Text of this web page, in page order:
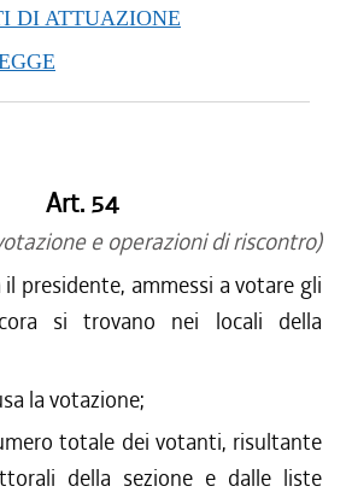
DI ATTUAZIONE
Art. 54
e operazioni di riscontro)
presidente, ammessi a votare gli
si trovano nei locali della
la votazione;
totale dei votanti, risultante
della sezione e dalle liste